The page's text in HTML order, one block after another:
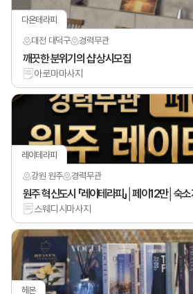
다온테라피
대전 대덕구
경력무관
깨끗한 분위기의 샵 상시모집
아로마마사지
레이테라피
강원 원주
경력무관
원주 혁신도시 「레이테라피」│페이12만│숙
스웨디시마사지
헤븐